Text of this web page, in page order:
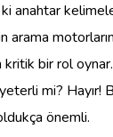
anahtar
kritik bir rol
mi? Hayır!
önemli.